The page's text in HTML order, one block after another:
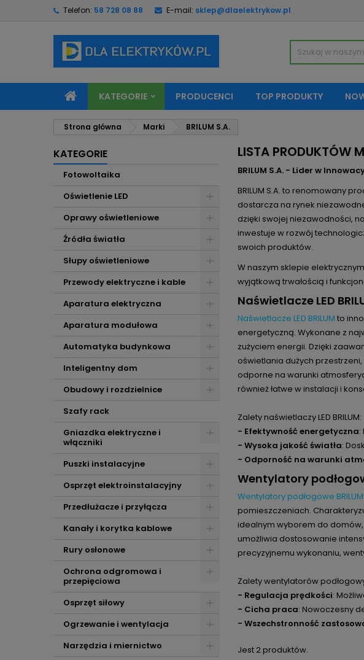
Telefon: 58 728 08 88 E-mail: sklep@dlaelektrykow.pl
KATEGORIE PRODUCENCI TOP PRODUKTY
Strona główna Marki BRILUM S.A.
KATEGORIE
Fotowoltaika
Oświetlenie LED
Oprawy oświetleniowe
Źródła światła
Słupy oświetleniowe
Przewody elektryczne i kable
Aparatura elektryczna
Aparatura modułowa
Automatyka budynkowa
Inteligentny dom
Obudowy i rozdzielnice
Szafy rack
Gniazdka elektryczne i
włączniki
Puszki instalacyjne
Osprzęt elektroinstalacyjny
Przedłużacze i przyłącza
Kanały i korytka kablowe
Rury osłonowe
Ochrona odgromowa i
przepięciowa
Osprzęt siłowy
Ogrzewanie i wentylacja
Narzędzia i miernictwo
LISTA PRODUKTÓW
BRILUM S.A. - Lider w
BRILUM S.A. to renomowany
dostarcza na rynek
dzięki swojej niezawodności,
inwestuje w rozwój
swoich produktów.
W naszym sklepie
wyjątkową trwałością i
Naświetlacze LED
Naświetlacze LED BRILUM to
energetyczną. Wykonane z
zużyciem energii. Dzięki
oświetlania dużych
odporne na warunki
również łatwe w instalacji i
Zalety naświetlaczy LED BRILUM:
- Efektywność energetyczna:
- Wysoka jakość światła:
- Odporność na warunki
Wentylatory
Wentylatory podłogowe BRILUM
pomieszczeniach.
idealnym wyborem do domów,
umożliwia dostosowanie
precyzyjnemu wykonaniu,
Zalety wentylatorów
- Regulacja prędkości:
- Cicha praca: Nowoczesny
- Wszechstronność
Jest 2 produktów.
Moje listy
Utwórz nową listę
((confirmMessage))
Utwórz listę
Zaloguj się
Musisz być